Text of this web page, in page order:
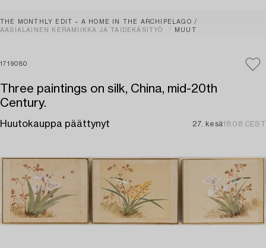
THE MONTHLY EDIT – A HOME IN THE ARCHIPELAGO
AASIALAINEN KERAMIIKKA JA TAIDEKÄSITYÖ
MUUT
1719080
Three paintings on silk, China, mid-20th
Century.
Huutokauppa päättynyt 27. kesä18:08 CEST